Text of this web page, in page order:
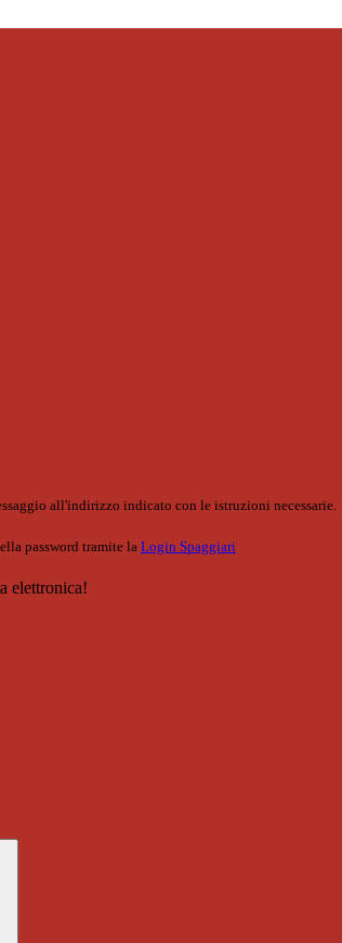
all'indirizzo indicato con le istruzioni necessarie.
password tramite la Login Spaggiari
elettronica!